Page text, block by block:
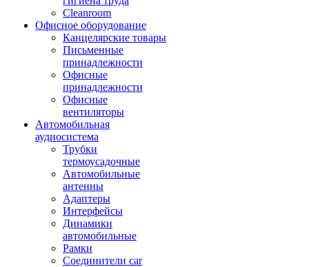
Cleanroom
Офисное оборудование
Канцелярские товары
Письменные
принадлежности
Офисные
принадлежности
Офисные
вентиляторы
Автомобильная
аудиосистема
Трубки
термоусадочные
Автомобильные
антенны
Адаптеры
Интерфейсы
Динамики
автомобильные
Рамки
Соединители car